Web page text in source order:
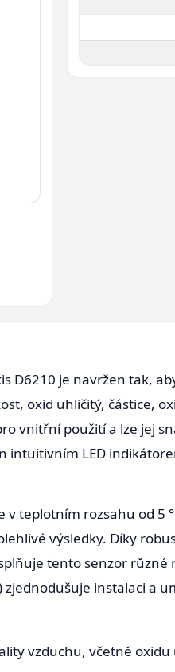
D6210 je navržen tak,
oxid uhličitý, částice,
vnitřní použití a lze jej
intuitivním LED
v teplotním rozsahu od 5
výsledky. Díky
splňuje tento senzor
zjednodušuje instalaci a
vzduchu, včetně